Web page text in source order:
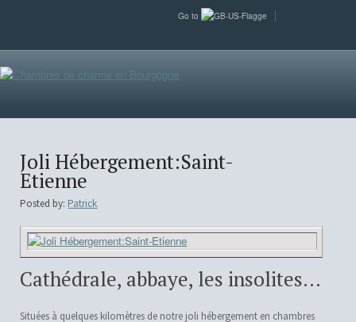
Go to
Joli Hébergement:Saint-
Etienne
Posted by: Patrick
Cathédrale, abbaye, les insolites…
Situées à quelques kilomètres de notre joli hébergement en chambres